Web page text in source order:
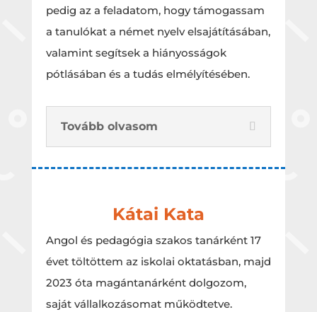
pedig az a feladatom, hogy támogassam
a tanulókat a német nyelv elsajátításában,
valamint segítsek a hiányosságok
pótlásában és a tudás elmélyítésében.
Tovább olvasom
Kátai Kata
Angol és pedagógia szakos tanárként 17
évet töltöttem az iskolai oktatásban, majd
2023 óta magántanárként dolgozom,
saját vállalkozásomat működtetve.